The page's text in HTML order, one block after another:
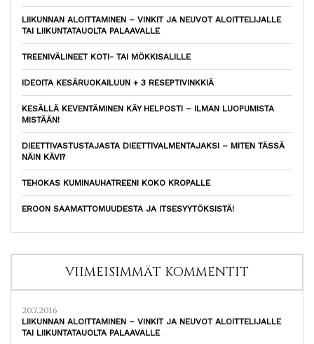
LIIKUNNAN ALOITTAMINEN – VINKIT JA NEUVOT ALOITTELIJALLE
TAI LIIKUNTATAUOLTA PALAAVALLE
TREENIVÄLINEET KOTI- TAI MÖKKISALILLE
IDEOITA KESÄRUOKAILUUN + 3 RESEPTIVINKKIÄ
KESÄLLÄ KEVENTÄMINEN KÄY HELPOSTI – ILMAN LUOPUMISTA
MISTÄÄN!
DIEETTIVASTUSTAJASTA DIEETTIVALMENTAJAKSI – MITEN TÄSSÄ
NÄIN KÄVI?
TEHOKAS KUMINAUHATREENI KOKO KROPALLE
EROON SAAMATTOMUUDESTA JA ITSESYYTÖKSISTÄ!
VIIMEISIMMÄT KOMMENTIT
20.7.2016
LIIKUNNAN ALOITTAMINEN – VINKIT JA NEUVOT ALOITTELIJALLE
TAI LIIKUNTATAUOLTA PALAAVALLE